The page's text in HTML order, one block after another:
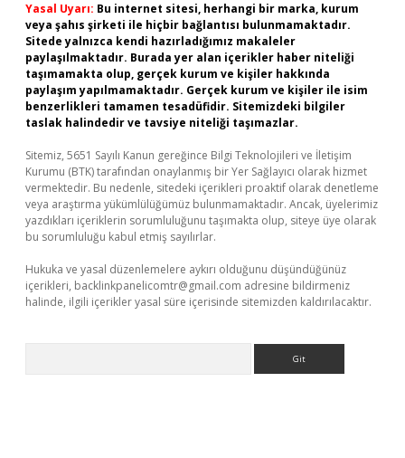
Yasal Uyarı: Bu internet sitesi, herhangi bir marka, kurum
veya şahıs şirketi ile hiçbir bağlantısı bulunmamaktadır.
Sitede yalnızca kendi hazırladığımız makaleler
paylaşılmaktadır. Burada yer alan içerikler haber niteliği
taşımamakta olup, gerçek kurum ve kişiler hakkında
paylaşım yapılmamaktadır. Gerçek kurum ve kişiler ile isim
benzerlikleri tamamen tesadüfidir. Sitemizdeki bilgiler
taslak halindedir ve tavsiye niteliği taşımazlar.
Sitemiz, 5651 Sayılı Kanun gereğince Bilgi Teknolojileri ve İletişim
Kurumu (BTK) tarafından onaylanmış bir Yer Sağlayıcı olarak hizmet
vermektedir. Bu nedenle, sitedeki içerikleri proaktif olarak denetleme
veya araştırma yükümlülüğümüz bulunmamaktadır. Ancak, üyelerimiz
yazdıkları içeriklerin sorumluluğunu taşımakta olup, siteye üye olarak
bu sorumluluğu kabul etmiş sayılırlar.
Hukuka ve yasal düzenlemelere aykırı olduğunu düşündüğünüz
içerikleri, backlinkpanelicomtr@gmail.com adresine bildirmeniz
halinde, ilgili içerikler yasal süre içerisinde sitemizden kaldırılacaktır.